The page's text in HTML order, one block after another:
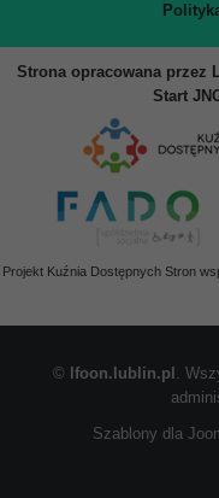
Sprawozdania i
W tym dziale
Fundacji - roczne
z realizacji programów
z udostępnionymi w
wybrać odpowiednie
Strona opracowana przez
Start
Projekt Kuźnia Dostępnych Stron
© lfoon.lublin.pl .
Szablony dla